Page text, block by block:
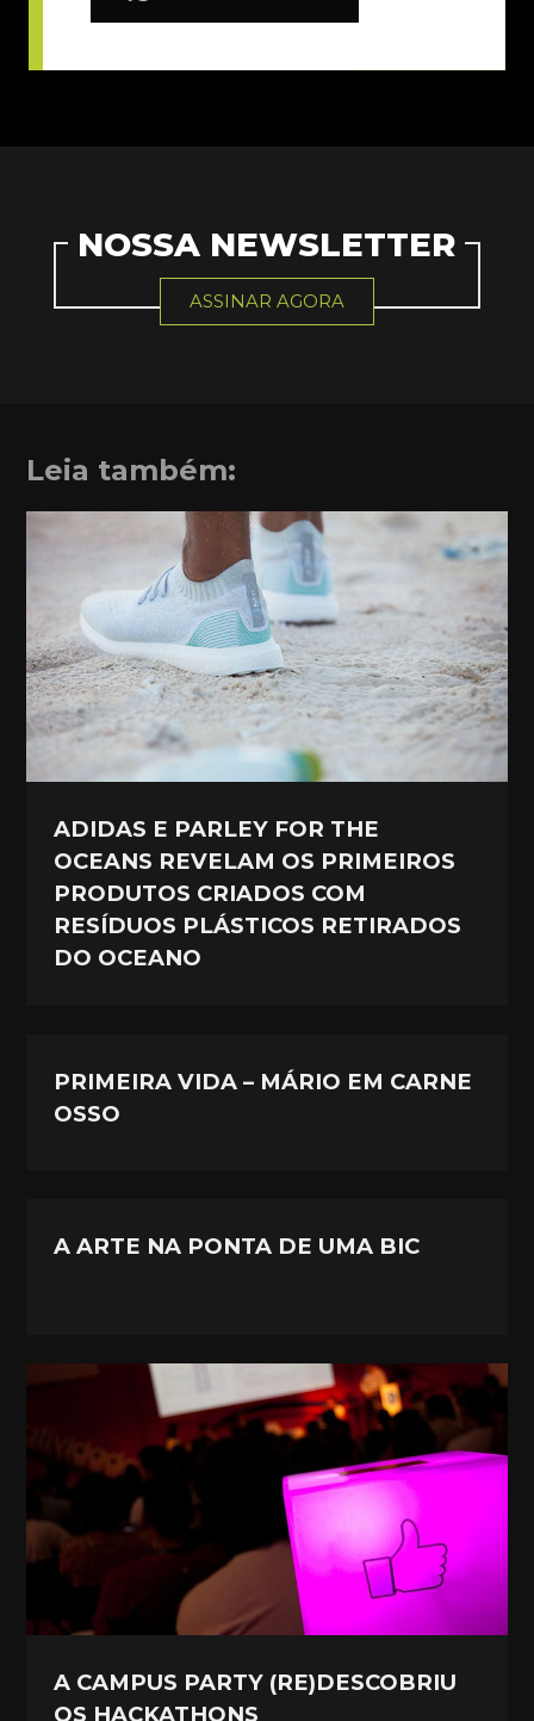
NOSSA NEWSLETTER
ASSINAR AGORA
Leia também:
ADIDAS E PARLEY FOR THE
OCEANS REVELAM OS PRIMEIROS
PRODUTOS CRIADOS COM
RESÍDUOS PLÁSTICOS RETIRADOS
DO OCEANO
PRIMEIRA VIDA – MÁRIO EM CARNE
OSSO
A ARTE NA PONTA DE UMA BIC
A CAMPUS PARTY (RE)DESCOBRIU
OS HACKATHONS